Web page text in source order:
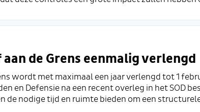
de Grens eenmalig verlengd
wordt met maximaal een jaar verlengd tot 1
en Defensie na een recent overleg in het SOD
de nodige tijd en ruimte bieden om een